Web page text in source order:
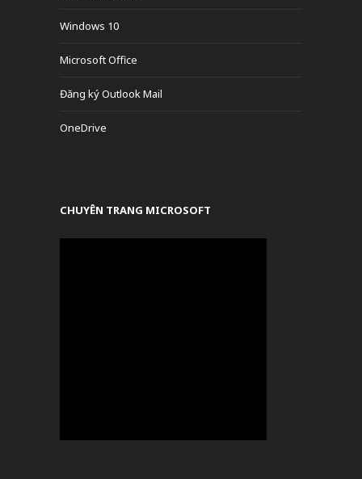
Windows 10
Microsoft Office
Đăng ký Outlook Mail
OneDrive
CHUYÊN TRANG MICROSOFT